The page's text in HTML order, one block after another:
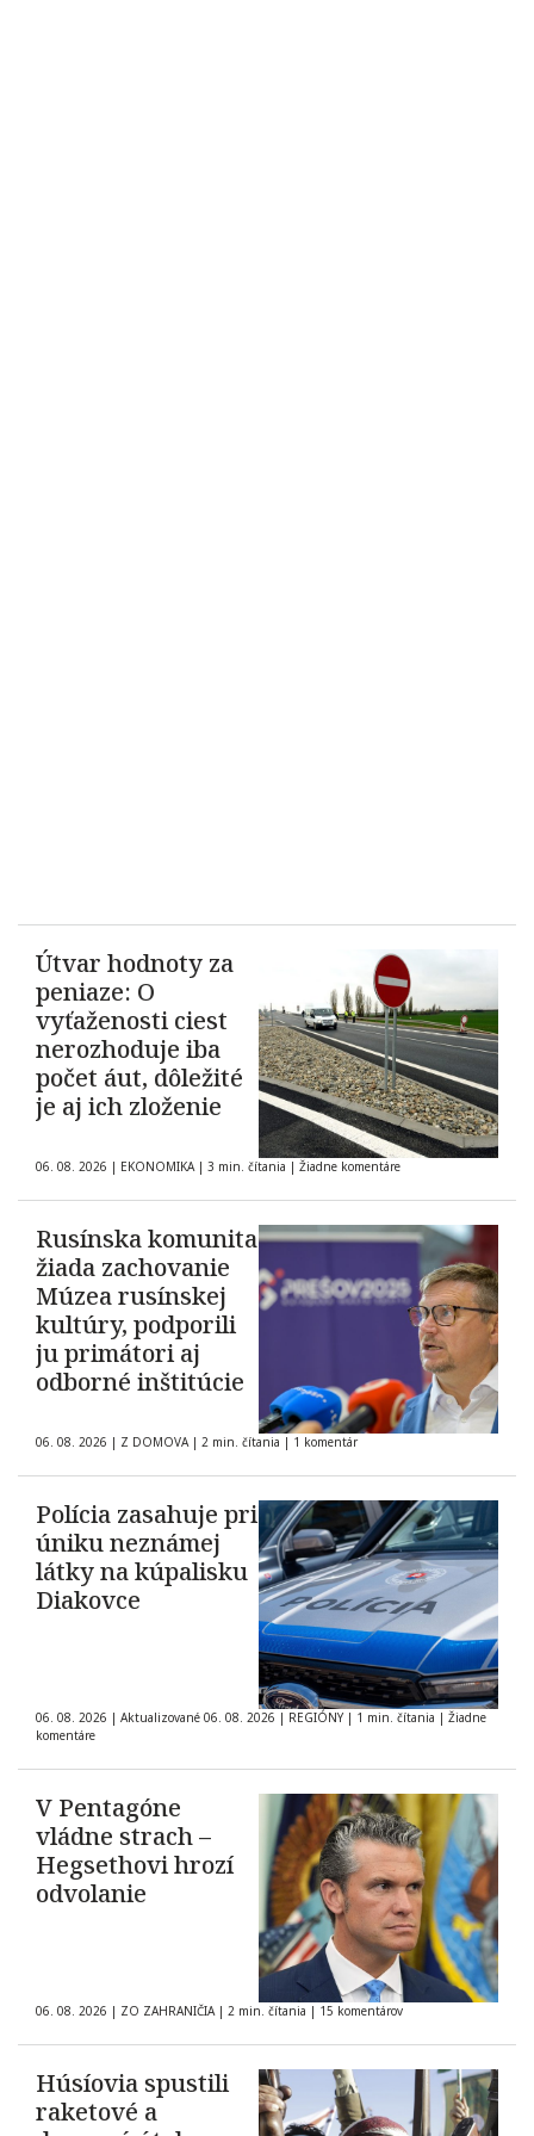
Útvar hodnoty za
peniaze: O
vyťaženosti ciest
nerozhoduje iba
počet áut, dôležité
je aj ich zloženie
06. 08. 2026 | EKONOMIKA | 3 min. čítania | Žiadne komentáre
Rusínska komunita
žiada zachovanie
Múzea rusínskej
kultúry, podporili
ju primátori aj
odborné inštitúcie
06. 08. 2026 | Z DOMOVA | 2 min. čítania | 1 komentár
Polícia zasahuje pri
úniku neznámej
látky na kúpalisku
Diakovce
06. 08. 2026 | Aktualizované 06. 08. 2026 | REGIÓNY | 1 min. čítania | Žiadne
komentáre
V Pentagóne
vládne strach –
Hegsethovi hrozí
odvolanie
06. 08. 2026 | ZO ZAHRANIČIA | 2 min. čítania | 15 komentárov
Húsíovia spustili
raketové a